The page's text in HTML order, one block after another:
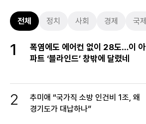
전체 정치 사회 경제 국제
1
폭염에도 에어컨 없이 28도…이 아
파트 ‘블라인드’ 창밖에 달렸네
2
추미애 “국가직 소방 인건비 1조, 왜
경기도가 대납하나”